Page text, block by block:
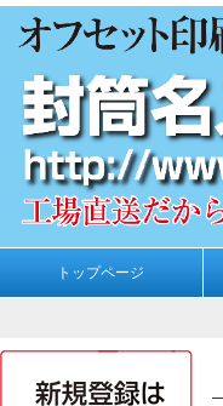
トップページ